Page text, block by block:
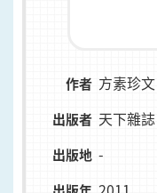
作者 方素珍
出版者 天下雜誌
出版地 -